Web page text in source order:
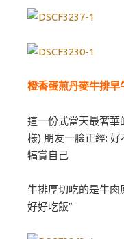
橙香蛋煎丹麥牛排
這一份式當天最奢華
樣) 朋友一臉正經:
犒賞自己
牛排厚切吃的是牛
好好吃飯”